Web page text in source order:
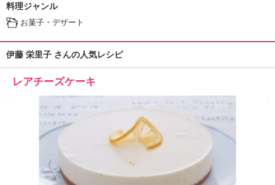
の
理
」
料理ジャンル
お菓子・デザート
伊藤 栄里子 さんの人気レシピ
レアチーズケーキ